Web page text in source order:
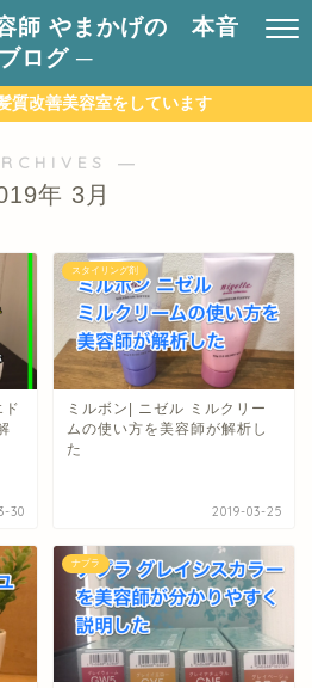
師 やまかげの 本音
ブログ ─
質改善美容室をしています
―
年 3月
30
スタイリング剤
ミルボン| ニゼル ミルクリー
ムの使い方を美容師が解析し
た
2019-03-25
ナプラ